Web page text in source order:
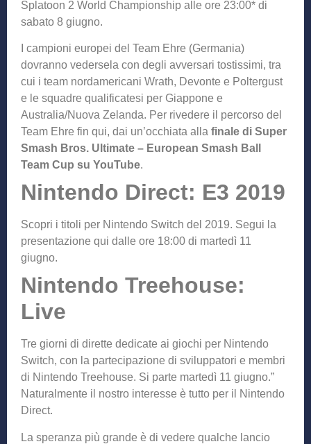
Splatoon 2 World Championship alle ore 23:00* di
sabato 8 giugno.
I campioni europei del Team Ehre (Germania)
dovranno vedersela con degli avversari tostissimi, tra
cui i team nordamericani Wrath, Devonte e Poltergust
e le squadre qualificatesi per Giappone e
Australia/Nuova Zelanda. Per rivedere il percorso del
Team Ehre fin qui, dai un’occhiata alla finale di Super
Smash Bros. Ultimate – European Smash Ball
Team Cup su YouTube.
Nintendo Direct: E3 2019
Scopri i titoli per Nintendo Switch del 2019. Segui la
presentazione qui dalle ore 18:00 di martedì 11
giugno.
Nintendo Treehouse:
Live
Tre giorni di dirette dedicate ai giochi per Nintendo
Switch, con la partecipazione di sviluppatori e membri
di Nintendo Treehouse. Si parte martedì 11 giugno.”
Naturalmente il nostro interesse è tutto per il Nintendo
Direct.
La speranza più grande è di vedere qualche lancio